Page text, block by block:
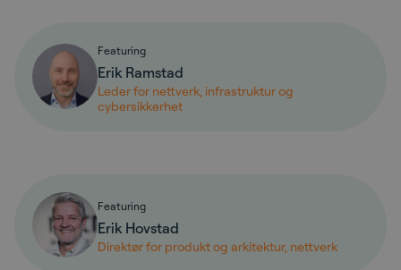
Featuring
Erik Ramstad
Leder for nettverk, infrastruktur og
cybersikkerhet
Featuring
Erik Hovstad
Direktør for produkt og arkitektur, nettverk